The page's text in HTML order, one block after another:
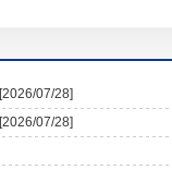
[2026/07/28]
[2026/07/28]